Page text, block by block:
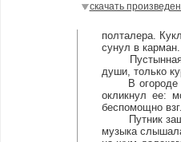
скачать
полталера.
сунул в карман.
Пустынная
души, только
В огороде
окликнул ее:
беспомощно
Путник
музыка